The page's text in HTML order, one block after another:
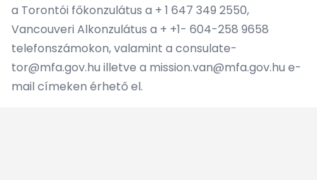
a Torontói főkonzulátus a + 1 647 349 2550,
Vancouveri Alkonzulátus a + +1- 604-258 9658
telefonszámokon, valamint a consulate-
tor@mfa.gov.hu illetve a mission.van@mfa.gov.hu e-
mail címeken érhető el.